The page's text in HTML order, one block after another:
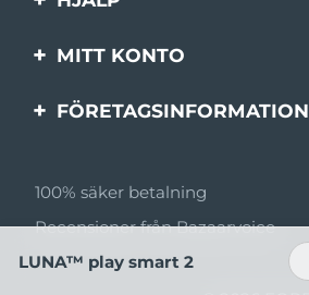
Kontakta oss
MITT KONTO
Produktregistrering
FÖRETAGSINFORMATION
Affiliateprogram
100% säker betalning
Recensioner från Bazaarvoice
LUNA™ play smart 2